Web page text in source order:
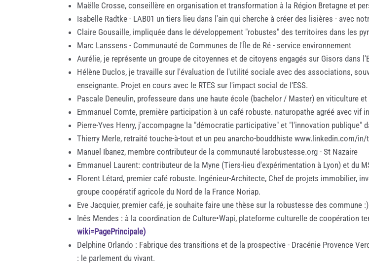
Maëlle Crosse, conseillère en organisation et transformation à la Région Bretagne et
Isabelle Radtke - LAB01 un tiers lieu dans l'ain qui cherche à créer des lisières - avec
Claire Gousaille, impliquée dans le développement "robustes" des territoires dans les
Marc Lanssens - Communauté de Communes de l'Île de Ré - service environnement
Aurélie, je représente un groupe de citoyennes et de citoyens engagés sur Gisors dans
Hélène Duclos, je travaille sur l'évaluation de l'utilité sociale avec des associations,
enseignante. Projet en cours avec le RTES sur l'impact social de l'ESS.
Pascale Deneulin, professeure dans une haute école (bachelor / Master) en viticulture
Emmanuel Comte, première participation à un café robuste. naturopathe agréé avec vif
Pierre-Yves Henry, j'accompagne la "démocratie participative" et "l'innovation publique"
Thierry Merle, retraité touche-à-tout et un peu anarcho-bouddhiste www.linkedin.com/
Manuel Ibanez, membre contributeur de la communauté larobustesse.org - St Nazaire
Emmanuel Laurent: contributeur de la Myne (Tiers-lieu d'expérimentation à Lyon) et du
Florent Létard, premier café robuste. Ingénieur-Architecte, Chef de projets immobilier,
groupe coopératif agricole du Nord de la France Noriap.
Eve Jacquier, premier café, je souhaite faire une thèse sur la robustesse des commune :)
Inês Mendes : à la coordination de Culture•Wapi, plateforme culturelle de coopération
wiki=PagePrincipale)
Delphine Orlando : Fabrique des transitions et de la prospective - Dracénie Provence
: le parlement du vivant.